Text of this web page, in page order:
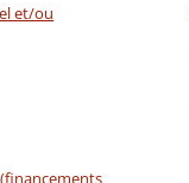
et/ou